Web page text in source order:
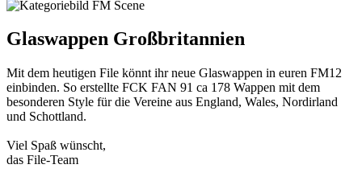
Glaswappen Großbritannien
Mit dem heutigen File könnt ihr neue Glaswappen in euren FM12
einbinden. So erstellte FCK FAN 91 ca 178 Wappen mit dem
besonderen Style für die Vereine aus England, Wales, Nordirland
und Schottland.
Viel Spaß wünscht,
das File-Team